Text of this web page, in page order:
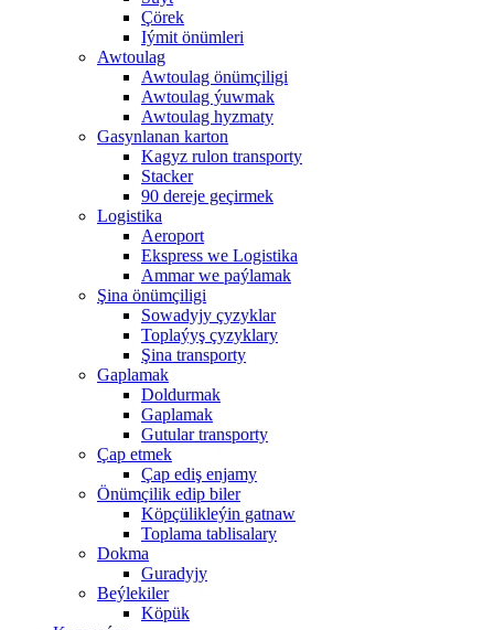
Çörek
Iýmit önümleri
Awtoulag
Awtoulag önümçiligi
Awtoulag ýuwmak
Awtoulag hyzmaty
Gasynlanan karton
Kagyz rulon transporty
Stacker
90 dereje geçirmek
Logistika
Aeroport
Ekspress we Logistika
Ammar we paýlamak
Şina önümçiligi
Sowadyjy çyzyklar
Toplaýyş çyzyklary
Şina transporty
Gaplamak
Doldurmak
Gaplamak
Gutular transporty
Çap etmek
Çap ediş enjamy
Önümçilik edip biler
Köpçülikleýin gatnaw
Toplama tablisalary
Dokma
Guradyjy
Beýlekiler
Köpük